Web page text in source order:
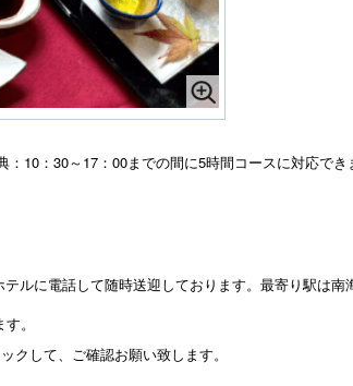
10：30～17：00までの間に5時間コースに対応でき
ルに電話して随時送迎しております。最寄り駅は
。
クして、ご確認お願い致します。